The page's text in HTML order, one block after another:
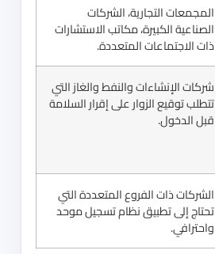
المجمعات التجارية، الشركات
الصناعية الكبيرة، مكاتب الاستشارات
ذات الاجتماعات المتعددة.
شركات الإنشاءات والنفط والغاز التي
تتطلب توقيع الزوار على إقرار السلامة
قبل الدخول.
الشركات ذات الفروع المتعددة التي
تحتاج إلى تطبيق نظام تسجيل موحد
واحترافي.